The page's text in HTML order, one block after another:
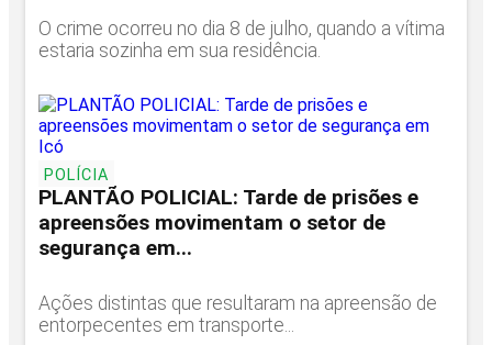
O crime ocorreu no dia 8 de julho, quando a vítima
estaria sozinha em sua residência.
POLÍCIA
PLANTÃO POLICIAL: Tarde de prisões e
apreensões movimentam o setor de
segurança em...
Ações distintas que resultaram na apreensão de
entorpecentes em transporte...